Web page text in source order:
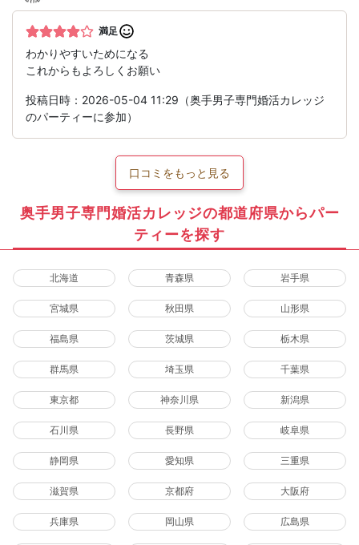
満足
わかりやすいためになる
これからもよろしくお願い
投稿日時：2026-05-04 11:29（奥手男子専門婚活カレッジ
のパーティーに参加）
口コミをもっと見る
奥手男子専門婚活カレッジの都道府県からパー
ティーを探す
北海道 青森県 岩手県
宮城県 秋田県 山形県
福島県 茨城県 栃木県
群馬県 埼玉県 千葉県
東京都 神奈川県 新潟県
石川県 長野県 岐阜県
静岡県 愛知県 三重県
滋賀県 京都府 大阪府
兵庫県 岡山県 広島県